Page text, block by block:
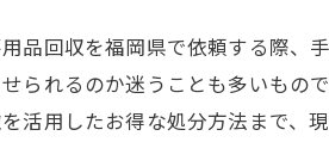
品回収を福岡県で依頼する際、
られるのか迷うことも多いもの
活用したお得な処分方法まで、